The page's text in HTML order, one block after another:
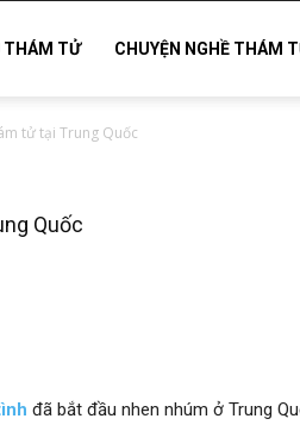
THÁM TỬ CHUYỆN NGHỀ THÁM
tử tại Trung Quốc
Quốc
đã bắt đầu nhen nhúm ở Trung